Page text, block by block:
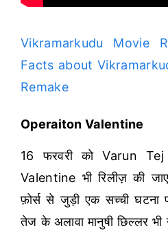
Vikramarkudu Movie
Facts about
Remake
Operaiton Valentine
16 फरवरी को Varun
Valentine भी रिलीज़ की
फ़ोर्स से जुड़ी एक सच्ची
तेज के अलावा मानुषी छिल्लर